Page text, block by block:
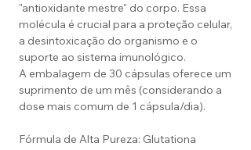
"antioxidante mestre" do corpo. Essa
molécula é crucial para a proteção celular,
a desintoxicação do organismo e o
suporte ao sistema imunológico.
A embalagem de 30 cápsulas oferece um
suprimento de um mês (considerando a
dose mais comum de 1 cápsula/dia).
Fórmula de Alta Pureza: Glutationa